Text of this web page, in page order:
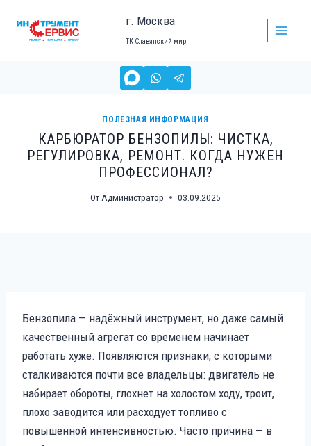
г. Москва
ТК Славянский мир
ПОЛЕЗНАЯ ИНФОРМАЦИЯ
КАРБЮРАТОР БЕНЗОПИЛЫ: ЧИСТКА,
РЕГУЛИРОВКА, РЕМОНТ. КОГДА НУЖЕН
ПРОФЕССИОНАЛ?
От Администратор 03.09.2025
Бензопила — надёжный инструмент, но даже самый
качественный агрегат со временем начинает
работать хуже. Появляются признаки, с которыми
сталкиваются почти все владельцы: двигатель не
набирает обороты, глохнет на холостом ходу, троит,
плохо заводится или расходует топливо с
повышенной интенсивностью. Часто причина — в